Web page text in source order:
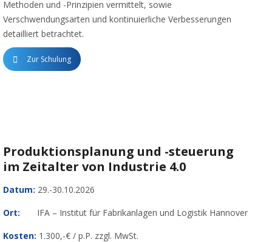
Methoden und -Prinzipien vermittelt, sowie
Verschwendungsarten und kontinuierliche Verbesserungen
detailliert betrachtet.
Zur Schulung
Produktionsplanung und -steuerung
im Zeitalter von Industrie 4.0
Datum: 29.-30.10.2026
Ort:
IFA – Institut für Fabrikanlagen und Logistik Hannover
Kosten: 1.300,-€ / p.P. zzgl. MwSt.